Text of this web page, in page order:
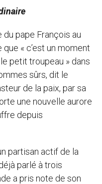
pape François au
« c’est un moment
petit troupeau » dans
sûrs, dit le
de la paix, par sa
une nouvelle aurore
depuis
partisan actif de la
parlé à trois
a pris note de son